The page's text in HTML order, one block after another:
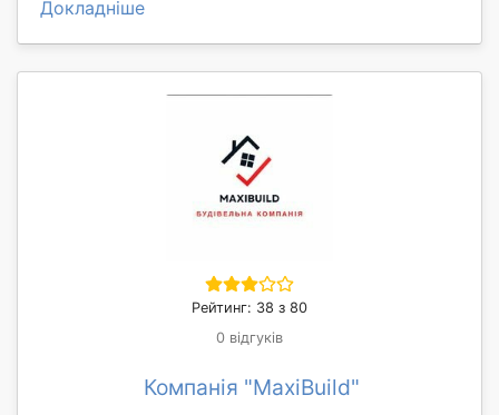
Докладніше
Рейтинг: 38 з 80
0 відгуків
Компанія "MaxiBuild"